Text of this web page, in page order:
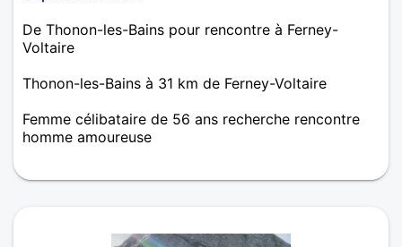
De Thonon-les-Bains pour rencontre à Ferney-
Voltaire
Thonon-les-Bains à 31 km de Ferney-Voltaire
Femme célibataire de 56 ans recherche rencontre
homme amoureuse
simple